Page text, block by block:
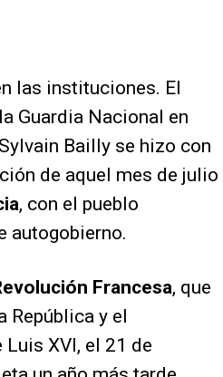
las instituciones. El
Guardia Nacional en
Bailly se hizo con
de aquel mes de julio
, con el pueblo
autogobierno.
Francesa, que
y el
XVI, el 21 de